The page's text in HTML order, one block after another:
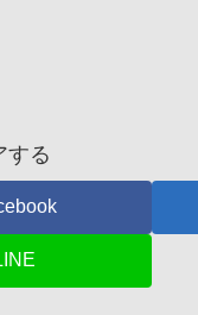
する